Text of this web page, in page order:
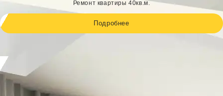
Ремонт квартиры 40кв.м.
Подробнее